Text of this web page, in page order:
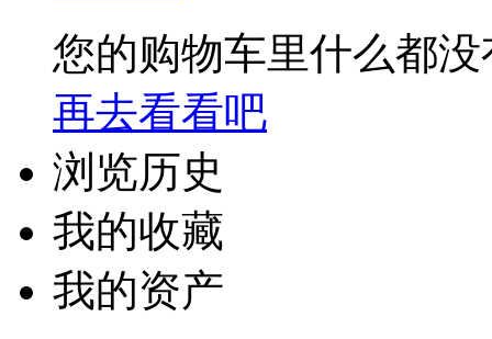
您的购物车里什么都没
再去看看吧
浏览历史
我的收藏
我的资产